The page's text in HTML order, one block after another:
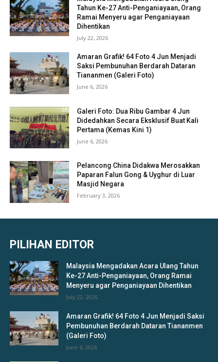
Tahun Ke-27 Anti-Penganiayaan, Orang
Ramai Menyeru agar Penganiayaan
Dihentikan
July 22, 2026
Amaran Grafik! 64 Foto 4 Jun Menjadi
Saksi Pembunuhan Berdarah Dataran
Tiananmen (Galeri Foto)
June 6, 2026
Galeri Foto: Dua Ribu Gambar 4 Jun
Didedahkan Secara Eksklusif Buat Kali
Pertama (Kemas Kini 1)
June 6, 2026
Pelancong China Didakwa Merosakkan
Paparan Falun Gong & Uyghur di Luar
Masjid Negara
February 3, 2026
PILIHAN EDITOR
Malaysia Mengadakan Acara Ulang Tahun
Ke-27 Anti-Penganiayaan, Orang Ramai
Menyeru agar Penganiayaan Dihentikan
July 22, 2026
Amaran Grafik! 64 Foto 4 Jun Menjadi Saksi
Pembunuhan Berdarah Dataran Tiananmen
(Galeri Foto)
June 6, 2026